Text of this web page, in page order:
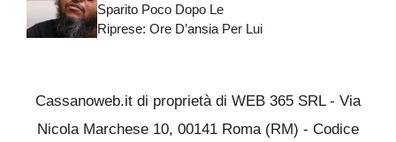
Sparito Poco Dopo Le
Riprese: Ore D’ansia Per Lui
Cassanoweb.it di proprietà di WEB 365 SRL - Via
Nicola Marchese 10, 00141 Roma (RM) - Codice